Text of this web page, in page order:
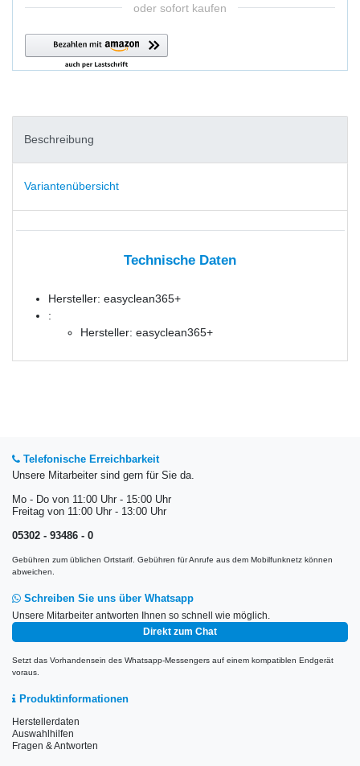
oder sofort kaufen
Beschreibung
Variantenübersicht
Technische Daten
Hersteller: easyclean365+
:
Hersteller: easyclean365+
Telefonische Erreichbarkeit
Unsere Mitarbeiter sind gern für Sie da.
Mo - Do von 11:00 Uhr - 15:00 Uhr
Freitag von 11:00 Uhr - 13:00 Uhr
05302 - 93486 - 0
Gebühren zum üblichen Ortstarif. Gebühren für Anrufe aus dem Mobilfunknetz können
abweichen.
Schreiben Sie uns über Whatsapp
Unsere Mitarbeiter antworten Ihnen so schnell wie möglich.
Direkt zum Chat
Setzt das Vorhandensein des Whatsapp-Messengers auf einem kompatiblen Endgerät
voraus.
Produktinformationen
Herstellerdaten
Auswahlhilfen
Fragen & Antworten